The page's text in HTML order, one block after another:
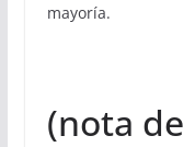
mayoría.
(nota de